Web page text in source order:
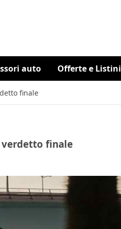
auto Offerte e Listini
finale
verdetto finale